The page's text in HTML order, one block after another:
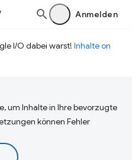
Anmelden
I/O dabei warst! Inhalte on
um Inhalte in Ihre bevorzugte
können Fehler